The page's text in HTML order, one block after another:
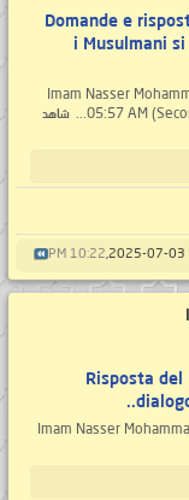
Domande e
i Musulmani
Imam Nasser
05:57 AM
شاهد
10:22 PM
Risposta del
- 3 - Imam Nasser